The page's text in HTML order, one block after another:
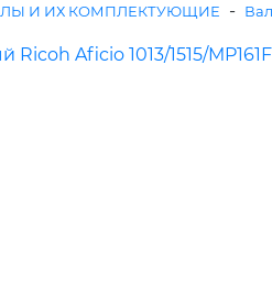
И ИХ КОМПЛЕКТУЮЩИЕ -